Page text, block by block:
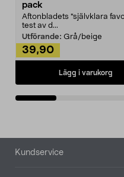
pack
Aftonbladets "självklara
test av d...
Utförande: Grå/beige
39,90
Lägg i varukorg
Sidfot
Kundservice